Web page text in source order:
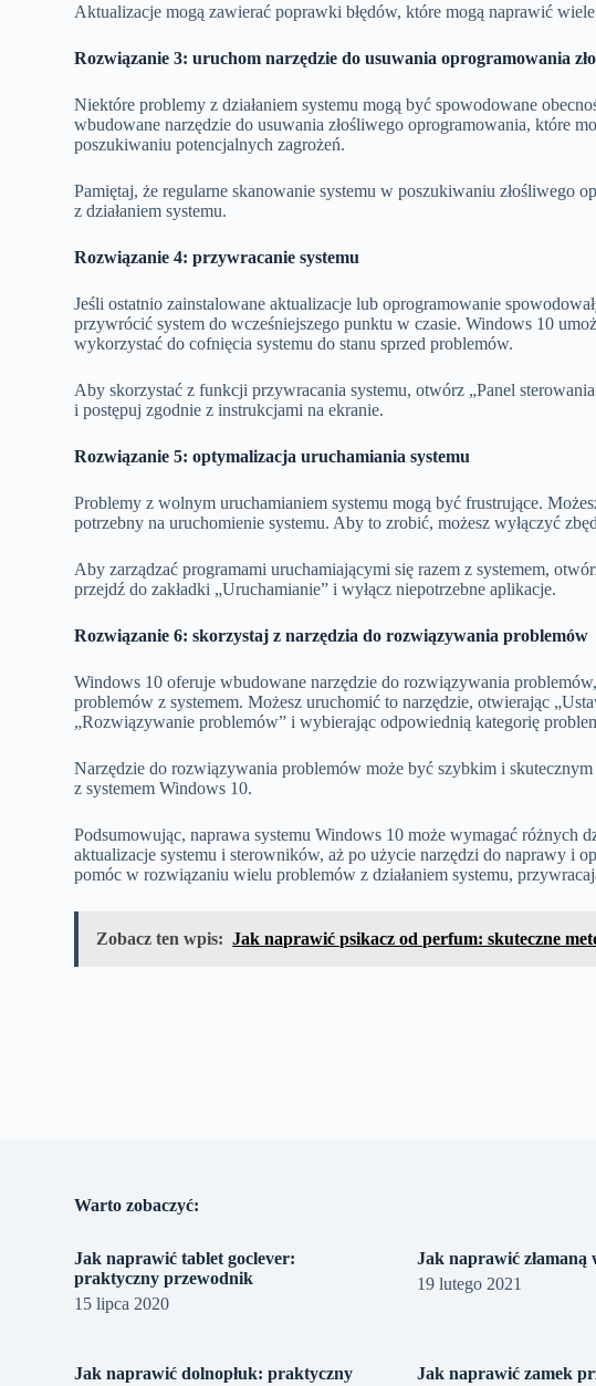
Aktualizacje mogą zawierać poprawki błędów, które mogą naprawić
Rozwiązanie 3: uruchom narzędzie do usuwania oprogramowania
Niektóre problemy z działaniem systemu mogą być spowodowane
wbudowane narzędzie do usuwania złośliwego oprogramowania, które
poszukiwaniu potencjalnych zagrożeń.
Pamiętaj, że regularne skanowanie systemu w poszukiwaniu złośliwego
z działaniem systemu.
Rozwiązanie 4: przywracanie systemu
Jeśli ostatnio zainstalowane aktualizacje lub oprogramowanie
przywrócić system do wcześniejszego punktu w czasie. Windows 10
wykorzystać do cofnięcia systemu do stanu sprzed problemów.
Aby skorzystać z funkcji przywracania systemu, otwórz „Panel
i postępuj zgodnie z instrukcjami na ekranie.
Rozwiązanie 5: optymalizacja uruchamiania systemu
Problemy z wolnym uruchamianiem systemu mogą być frustrujące.
potrzebny na uruchomienie systemu. Aby to zrobić, możesz wyłączyć
Aby zarządzać programami uruchamiającymi się razem z systemem,
przejdź do zakładki „Uruchamianie” i wyłącz niepotrzebne aplikacje.
Rozwiązanie 6: skorzystaj z narzędzia do rozwiązywania problemów
Windows 10 oferuje wbudowane narzędzie do rozwiązywania
problemów z systemem. Możesz uruchomić to narzędzie, otwierając
„Rozwiązywanie problemów” i wybierając odpowiednią kategorię
Narzędzie do rozwiązywania problemów może być szybkim i
z systemem Windows 10.
Podsumowując, naprawa systemu Windows 10 może wymagać różnych
aktualizacje systemu i sterowników, aż po użycie narzędzi do naprawy i
pomóc w rozwiązaniu wielu problemów z działaniem systemu,
Zobacz ten wpis: Jak naprawić psikacz od perfum: skuteczne
Warto zobaczyć:
Jak naprawić tablet goclever:
praktyczny przewodnik
15 lipca 2020
Jak naprawić złamaną
19 lutego 2021
Jak naprawić dolnopłuk: praktyczny
Jak naprawić zamek